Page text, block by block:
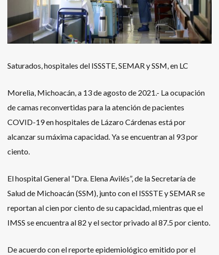
Saturados, hospitales del ISSSTE, SEMAR y SSM, en LC
Morelia, Michoacán, a 13 de agosto de 2021.- La ocupación
de camas reconvertidas para la atención de pacientes
COVID-19 en hospitales de Lázaro Cárdenas está por
alcanzar su máxima capacidad. Ya se encuentran al 93 por
ciento.
El hospital General “Dra. Elena Avilés”, de la Secretaría de
Salud de Michoacán (SSM), junto con el ISSSTE y SEMAR se
reportan al cien por ciento de su capacidad, mientras que el
IMSS se encuentra al 82 y el sector privado al 87.5 por ciento.
De acuerdo con el reporte epidemiológico emitido por el